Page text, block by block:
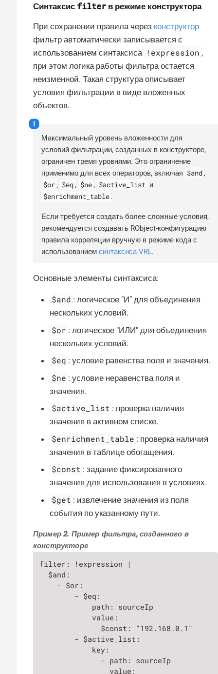
Синтаксис filter в режиме конструктора
При сохранении правила через конструктор
фильтр автоматически записывается с
использованием синтаксиса !expression ,
при этом логика работы фильтра остается
неизменной. Такая структура описывает
условия фильтрации в виде вложенных
объектов.
Максимальный уровень вложенности для
условий фильтрации, созданных в конструкторе,
ограничен тремя уровнями. Это ограничение
применимо для всех операторов, включая $and ,
$or , $eq , $ne , $active_list и
$enrichment_table .
Если требуется создать более сложные условия,
рекомендуется создавать RObject-конфигурацию
правила корреляции вручную в режиме кода с
использованием синтаксиса VRL.
Основные элементы синтаксиса:
$and : логическое "И" для объединения
нескольких условий.
$or : логическое "ИЛИ" для объединения
нескольких условий.
$eq : условие равенства поля и значения.
$ne : условие неравенства поля и
значения.
$active_list : проверка наличия
значения в активном списке.
$enrichment_table : проверка наличия
значения в таблице обогащения.
$const : задание фиксированного
значения для использования в условиях.
$get : извлечение значения из поля
события по указанному пути.
Пример 2. Пример фильтра, созданного в
конструкторе
filter: !expression |
  $and:
    - $or:
        - $eq:
            path: sourceIp
            value:
              $const: "192.168.0.1"
        - $active_list:
            key:
              - path: sourceIp
                value: